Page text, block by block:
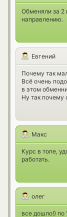
Обменяли за 2
направлению.
Евгений
Почему так
Всё очень
в этом
Ну так почему
Макс
Курс в топе,
работать.
олег
все дошло!) по